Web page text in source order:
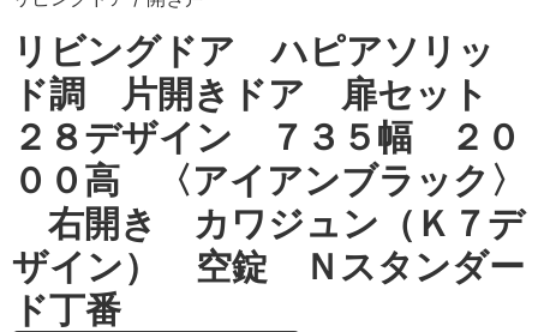
リビングドア ハピアソリッ
ド調 片開きドア 扉セット
２８デザイン ７３５幅 ２０
００高 〈アイアンブラック〉
右開き カワジュン（Ｋ７デ
ザイン） 空錠 Ｎスタンダー
ド丁番